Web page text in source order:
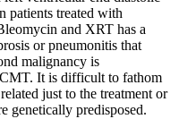
patients treated with
and XRT has a
or pneumonitis that
malignancy is
It is difficult to fathom
just to the treatment or
genetically predisposed.